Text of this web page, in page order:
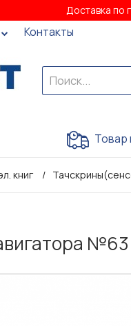
Доставка по
Контакты
Товар
книг